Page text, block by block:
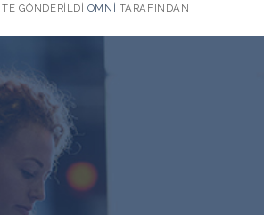
TE GÖNDERILDI OMNI TARAFINDAN